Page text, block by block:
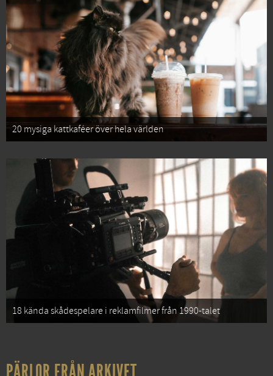
20 mysiga kattkaféer över hela världen
18 kända skådespelare i reklamfilmer från 1990-talet